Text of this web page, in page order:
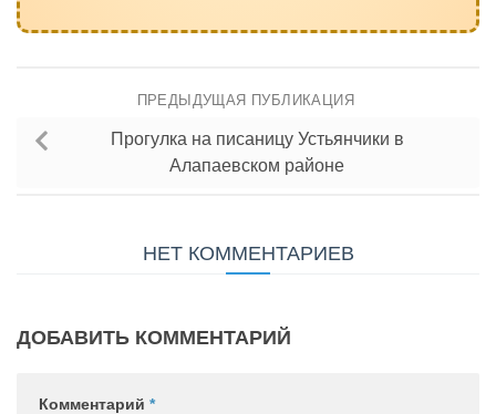
ПРЕДЫДУЩАЯ ПУБЛИКАЦИЯ
Прогулка на писаницу Устьянчики в
Алапаевском районе
НЕТ КОММЕНТАРИЕВ
ДОБАВИТЬ КОММЕНТАРИЙ
Комментарий *